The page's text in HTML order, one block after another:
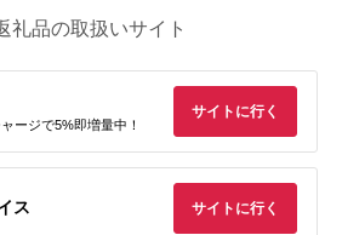
礼品の取扱いサイト
ージで5%即増量中！
サイトに行く
ス サイトに行く